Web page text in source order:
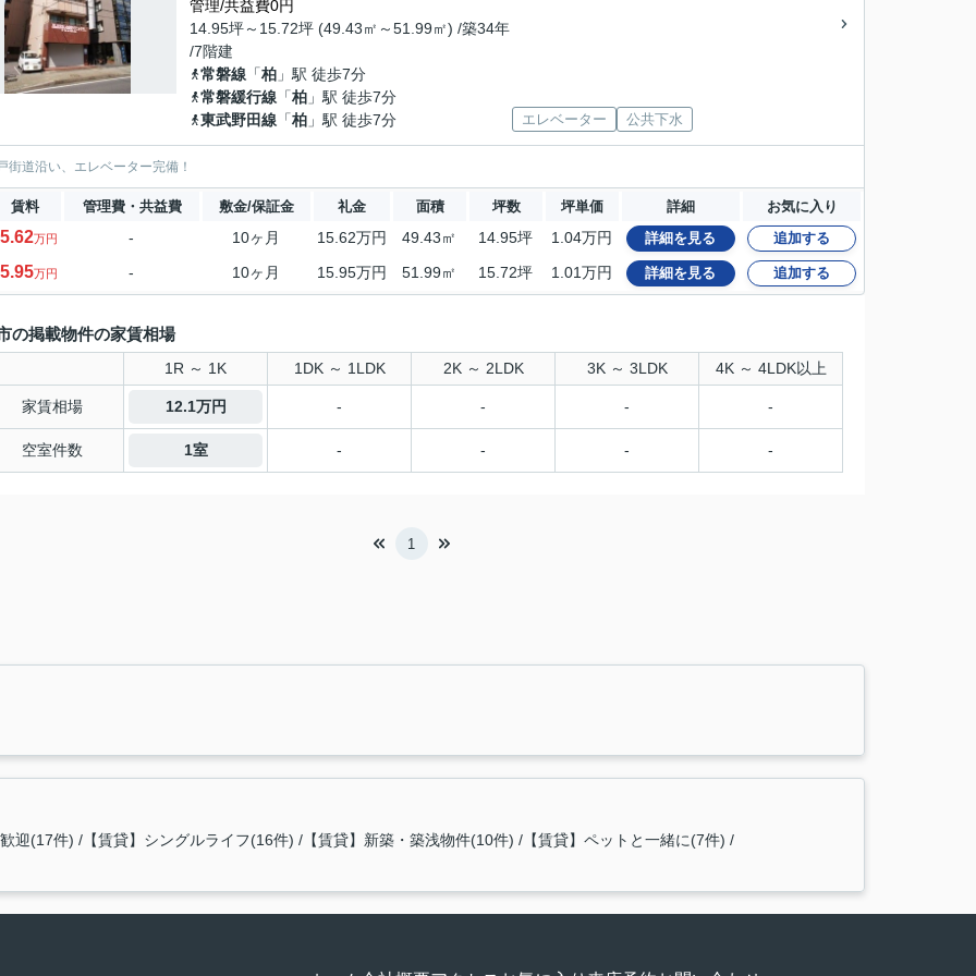
管理/共益費0円
14.95坪～15.72坪 (49.43㎡～51.99㎡) /築34年
/7階建
常磐線 「柏 」駅 徒歩7分
常磐緩行線 「柏 」駅 徒歩7分
東武野田線 「柏 」駅 徒歩7分 エレベーター 公共下水
街道沿い、エレベーター完備！
賃料 管理費・共益費 敷金/保証金 礼金 面積 坪数 坪単価 詳細 お気に入り
万円 - 10ヶ月 15.62万円 49.43㎡ 14.95坪 1.04万円 詳細を見る 追加する
万円 - 10ヶ月 15.95万円 51.99㎡ 15.72坪 1.01万円 詳細を見る 追加する
の掲載物件の家賃相場
1R ～ 1K 1DK ～ 1LDK 2K ～ 2LDK 3K ～ 3LDK 4K ～ 4LDK以上
家賃相場 12.1万円 - - - -
空室件数 1室 - - - -
1
迎(17件) 【賃貸】シングルライフ(16件) 【賃貸】新築・築浅物件(10件)
【賃貸】ペットと一緒に(7件)